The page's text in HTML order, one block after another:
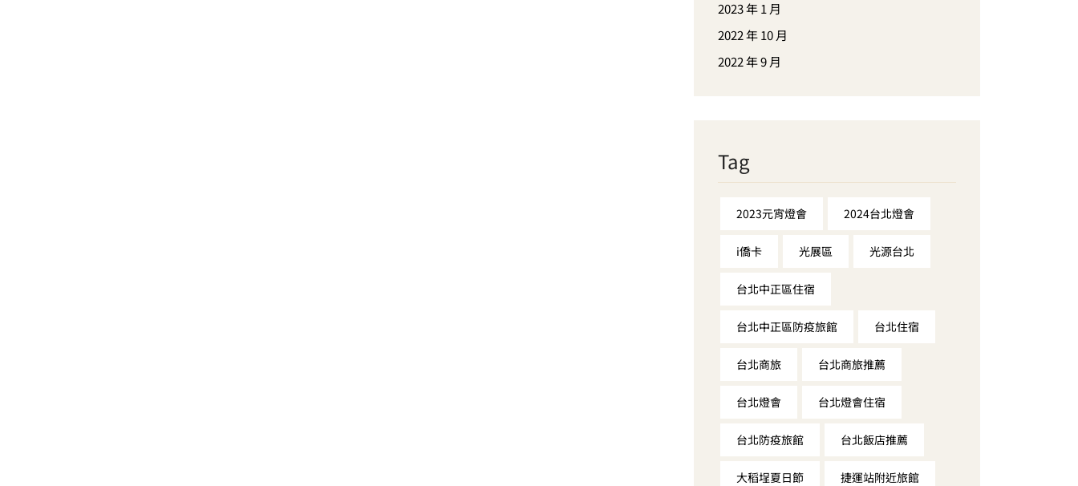
2023 年 1 月
2022 年 10 月
2022 年 9 月
Tag
2023元宵燈會 2024台北燈會
i僑卡 光展區 光源台北
台北中正區住宿
台北中正區防疫旅館 台北住宿
台北商旅 台北商旅推薦
台北燈會 台北燈會住宿
台北防疫旅館 台北飯店推薦
大稻埕夏日節 捷運站附近旅館